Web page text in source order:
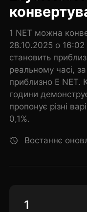
1 NET можна
28.10.2025 о 16:02
становить
реальному часі,
приблизно E NET.
години
пропонує різні
0,1%.
Востаннє